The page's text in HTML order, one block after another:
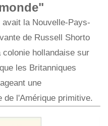
la Nouvelle-Pays-
de Russell Shorto
hollandaise sur
les Britanniques
une
de l'Amérique primitive.